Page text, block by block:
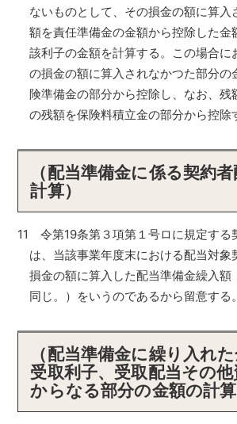
ないものとして、その損金の額に算入
額を責任準備金の金額から控除した金
該利子の金額を計算する。この場合に
の損金の額に算入されなかつた部分の
険準備金の部分から控除し、なお、残
の残額を保険料積立金の部分から控除
（配当準備金に係る契約
計算）
11 令第19条第３項第１号ロに規定する
は、当該事業年度末における配当対象
損金の額に算入した配当準備金繰入額
同じ。）をいうのであるから留意する。
（配当準備金に繰り入れ
受取利子、受取配当その
からなる部分の金額の計算